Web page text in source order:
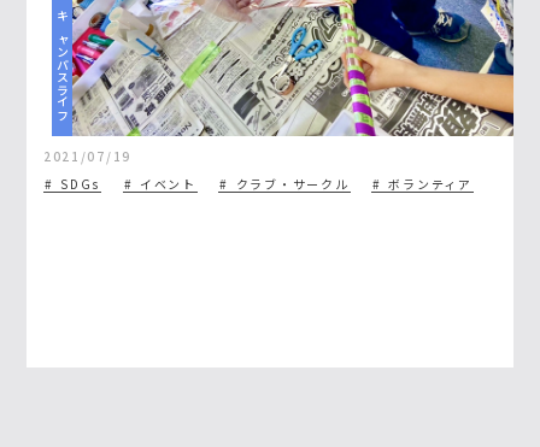
キャンパスライフ
2021/07/19
SDGs
イベント クラブ・サークル ボランティア